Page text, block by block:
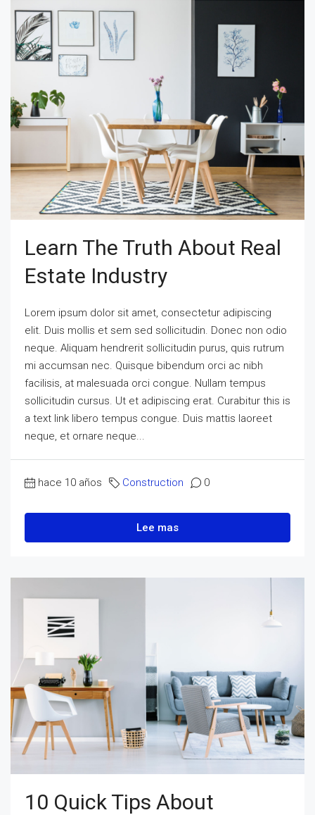
Learn The Truth About Real
Estate Industry
Lorem ipsum dolor sit amet, consectetur adipiscing
elit. Duis mollis et sem sed sollicitudin. Donec non odio
neque. Aliquam hendrerit sollicitudin purus, quis rutrum
mi accumsan nec. Quisque bibendum orci ac nibh
facilisis, at malesuada orci congue. Nullam tempus
sollicitudin cursus. Ut et adipiscing erat. Curabitur this is
a text link libero tempus congue. Duis mattis laoreet
neque, et ornare neque...
hace 10 años Construction 0
Lee mas
10 Quick Tips About